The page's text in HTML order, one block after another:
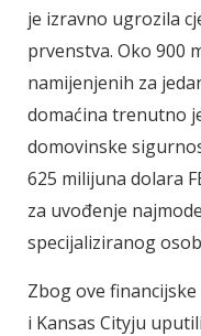
je izravno ugrozila
prvenstva. Oko 900
namijenjenih za
domaćina trenutno
domovinske
625 milijuna dolara
za uvođenje
specijaliziranog
Zbog ove
i Kansas Cityju